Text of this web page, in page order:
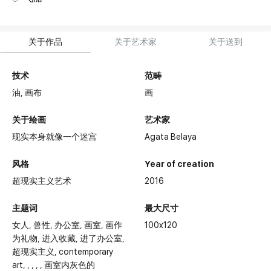
关于作品 关于艺术家 关于送到
技术
油,画布
关于绘画
现实本身就像一个迷宫
风格
超现实主义艺术
主题词
女人 兽性 办公室 画室 画作
为礼物 进入收藏 进了办公室
超现实主义 contemporary
art
画室内灰色的
范畴
画
艺术家
Agata Belaya
Year of creation
2016
最大尺寸
100x120